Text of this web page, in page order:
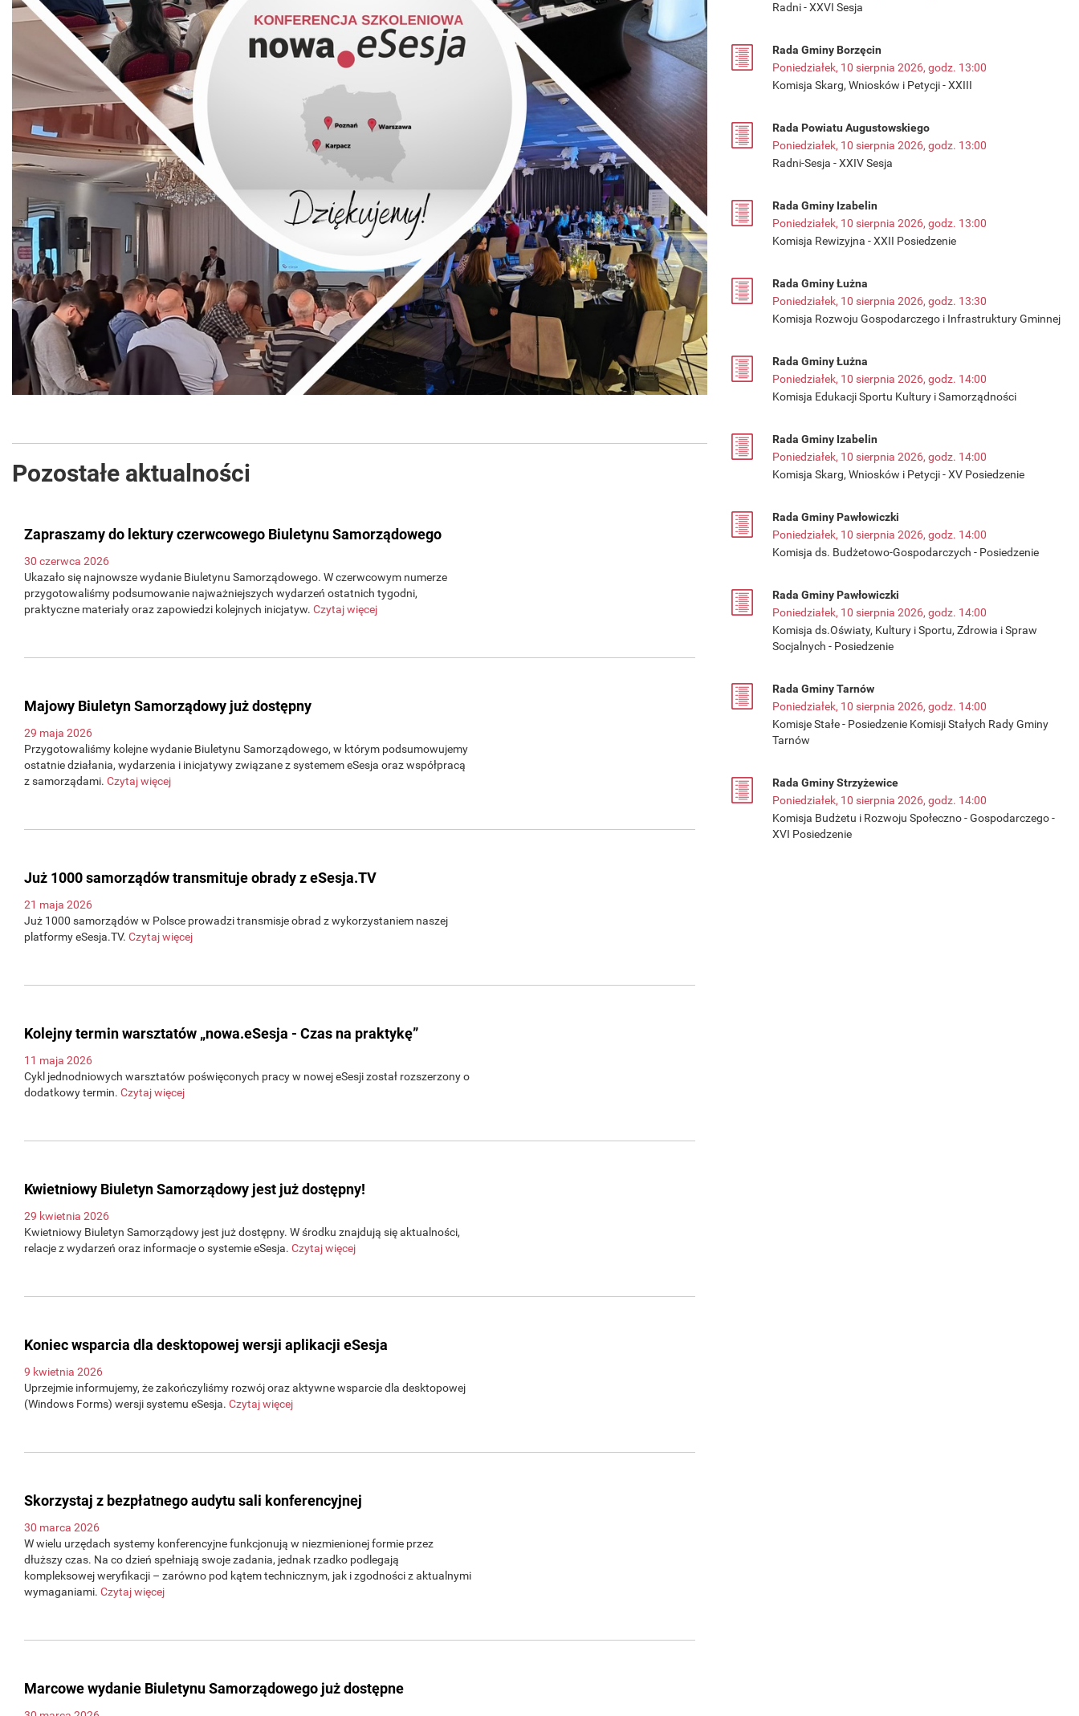
Pozostałe aktualności
Zapraszamy do lektury czerwcowego Biuletynu Samorządowego
30 czerwca 2026
Ukazało się najnowsze wydanie Biuletynu Samorządowego. W czerwcowym numerze
przygotowaliśmy podsumowanie najważniejszych wydarzeń ostatnich tygodni,
praktyczne materiały oraz zapowiedzi kolejnych inicjatyw. Czytaj więcej
Majowy Biuletyn Samorządowy już dostępny
29 maja 2026
Przygotowaliśmy kolejne wydanie Biuletynu Samorządowego, w którym podsumowujemy
ostatnie działania, wydarzenia i inicjatywy związane z systemem eSesja oraz współpracą
z samorządami. Czytaj więcej
Już 1000 samorządów transmituje obrady z eSesja.TV
21 maja 2026
Już 1000 samorządów w Polsce prowadzi transmisje obrad z wykorzystaniem naszej
platformy eSesja.TV. Czytaj więcej
Kolejny termin warsztatów „nowa.eSesja - Czas na praktykę”
11 maja 2026
Cykl jednodniowych warsztatów poświęconych pracy w nowej eSesji został rozszerzony o
dodatkowy termin. Czytaj więcej
Kwietniowy Biuletyn Samorządowy jest już dostępny!
29 kwietnia 2026
Kwietniowy Biuletyn Samorządowy jest już dostępny. W środku znajdują się aktualności,
relacje z wydarzeń oraz informacje o systemie eSesja. Czytaj więcej
Koniec wsparcia dla desktopowej wersji aplikacji eSesja
9 kwietnia 2026
Uprzejmie informujemy, że zakończyliśmy rozwój oraz aktywne wsparcie dla desktopowej
(Windows Forms) wersji systemu eSesja. Czytaj więcej
Skorzystaj z bezpłatnego audytu sali konferencyjnej
30 marca 2026
W wielu urzędach systemy konferencyjne funkcjonują w niezmienionej formie przez
dłuższy czas. Na co dzień spełniają swoje zadania, jednak rzadko podlegają
kompleksowej weryfikacji – zarówno pod kątem technicznym, jak i zgodności z aktualnymi
wymaganiami. Czytaj więcej
Marcowe wydanie Biuletynu Samorządowego już dostępne
Radni - XXVI Sesja
Rada Gminy Borzęcin
Poniedziałek, 10 sierpnia 2026, godz. 13:00
Komisja Skarg, Wniosków i Petycji - XXIII
Rada Powiatu Augustowskiego
Poniedziałek, 10 sierpnia 2026, godz. 13:00
Radni-Sesja - XXIV Sesja
Rada Gminy Izabelin
Poniedziałek, 10 sierpnia 2026, godz. 13:00
Komisja Rewizyjna - XXII Posiedzenie
Rada Gminy Łużna
Poniedziałek, 10 sierpnia 2026, godz. 13:30
Komisja Rozwoju Gospodarczego i Infrastruktury Gminnej
Rada Gminy Łużna
Poniedziałek, 10 sierpnia 2026, godz. 14:00
Komisja Edukacji Sportu Kultury i Samorządności
Rada Gminy Izabelin
Poniedziałek, 10 sierpnia 2026, godz. 14:00
Komisja Skarg, Wniosków i Petycji - XV Posiedzenie
Rada Gminy Pawłowiczki
Poniedziałek, 10 sierpnia 2026, godz. 14:00
Komisja ds. Budżetowo-Gospodarczych - Posiedzenie
Rada Gminy Pawłowiczki
Poniedziałek, 10 sierpnia 2026, godz. 14:00
Komisja ds.Oświaty, Kultury i Sportu, Zdrowia i Spraw
Socjalnych - Posiedzenie
Rada Gminy Tarnów
Poniedziałek, 10 sierpnia 2026, godz. 14:00
Komisje Stałe - Posiedzenie Komisji Stałych Rady Gminy
Tarnów
Rada Gminy Strzyżewice
Poniedziałek, 10 sierpnia 2026, godz. 14:00
Komisja Budżetu i Rozwoju Społeczno - Gospodarczego -
XVI Posiedzenie